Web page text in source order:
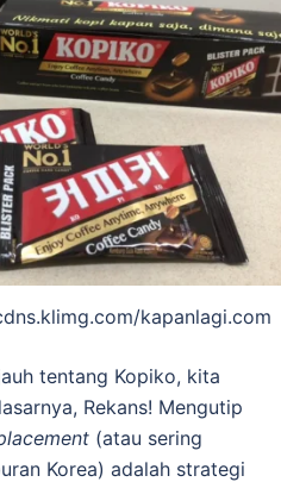
kapanlagi.com
tentang Kopiko, kita
Rekans! Mengutip
(atau sering
Korea) adalah strategi